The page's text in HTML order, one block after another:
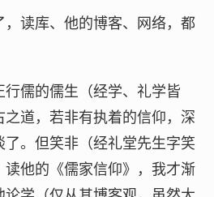
读库、他的博客、网络，都
儒的儒生（经学、礼学皆
道，若非有执着的信仰，深
。但笑非（经礼堂先生字笑
读他的《儒家信仰》，我才渐